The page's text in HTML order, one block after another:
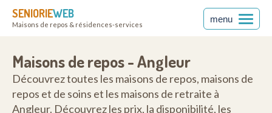
SENIORIEWEB
Maisons de repos & résidences-services
menu
Maisons de repos - Angleur
Découvrez toutes les maisons de repos, maisons de
repos et de soins et les maisons de retraite à
Angleur. Découvrez les prix, la disponibilité, les